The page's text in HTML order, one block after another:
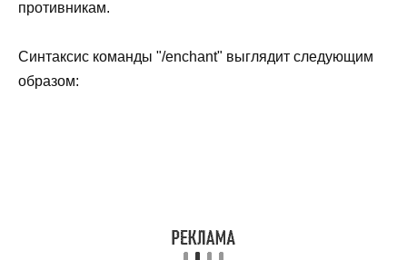
противникам.
Синтаксис команды "/enchant" выглядит следующим
образом: